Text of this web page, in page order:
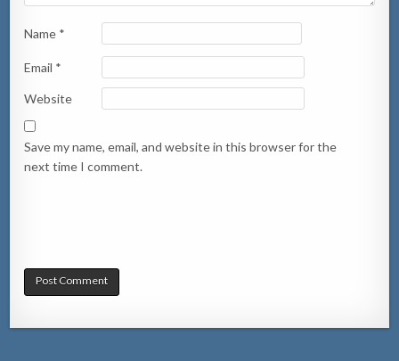
Name *
Email *
Website
Save my name, email, and website in this browser for the
next time I comment.